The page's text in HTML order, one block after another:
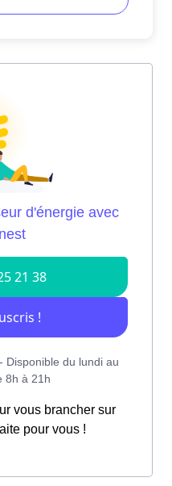
vous brancher sur
pour vous !